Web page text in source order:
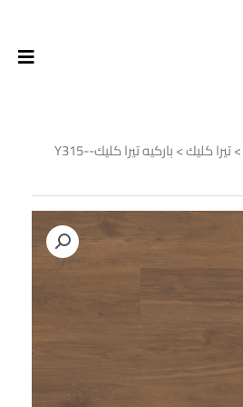
>تيرا كليك
> باركيه تيرا كليك-Y315-